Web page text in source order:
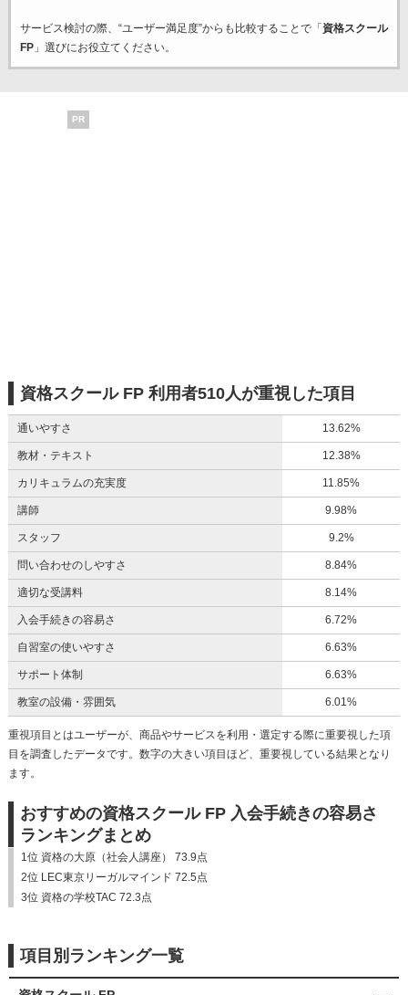
サービス検討の際、“ユーザー満足度”からも比較することで「 資格スクール
FP」選びにお役立てください。
PR
資格スクール FP 利用者510人が重視した項目
通いやすさ 13.62%
教材・テキスト 12.38%
カリキュラムの充実度 11.85%
講師 9.98%
スタッフ 9.2%
問い合わせのしやすさ 8.84%
適切な受講料 8.14%
入会手続きの容易さ 6.72%
自習室の使いやすさ 6.63%
サポート体制 6.63%
教室の設備・雰囲気 6.01%
重視項目とはユーザーが、商品やサービスを利用・選定する際に重要視した項
目を調査したデータです。数字の大きい項目ほど、重要視している結果となり
ます。
おすすめの資格スクール FP 入会手続きの容易さ
ランキングまとめ
1位 資格の大原（社会人講座） 73.9点
2位 LEC東京リーガルマインド 72.5点
3位 資格の学校TAC 72.3点
項目別ランキング一覧